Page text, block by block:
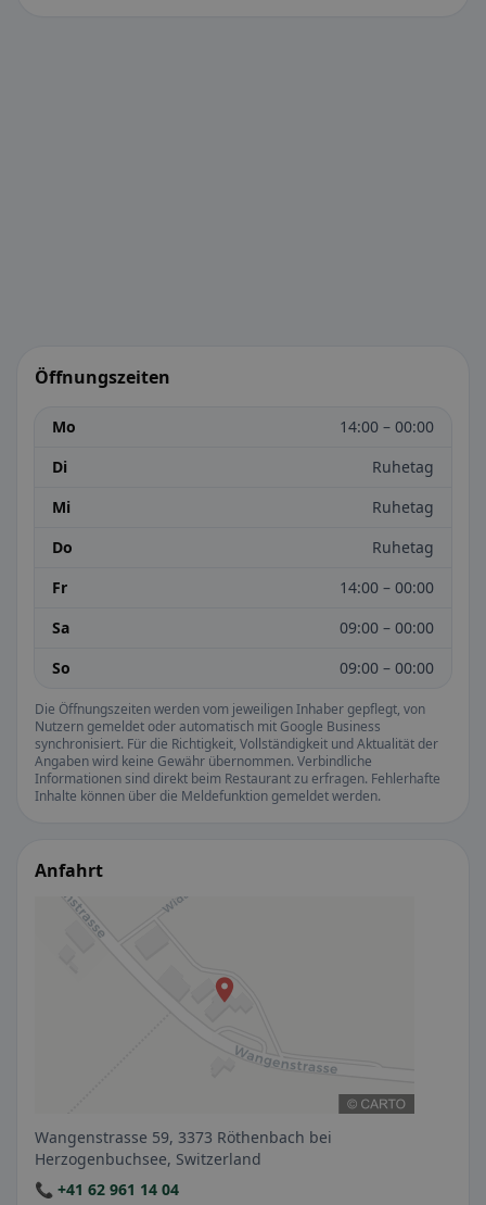
Öffnungszeiten
Mo
14:00 – 00:00
Di
Ruhetag
Mi
Ruhetag
Do
Ruhetag
Fr
14:00 – 00:00
Sa
09:00 – 00:00
So
09:00 – 00:00
Die Öffnungszeiten werden vom jeweiligen Inhaber gepflegt, von
Nutzern gemeldet oder automatisch mit Google Business
synchronisiert. Für die Richtigkeit, Vollständigkeit und Aktualität der
Angaben wird keine Gewähr übernommen. Verbindliche
Informationen sind direkt beim Restaurant zu erfragen. Fehlerhafte
Inhalte können über die Meldefunktion gemeldet werden.
Anfahrt
Wangenstrasse 59, 3373 Röthenbach bei
Herzogenbuchsee, Switzerland
📞 +41 62 961 14 04